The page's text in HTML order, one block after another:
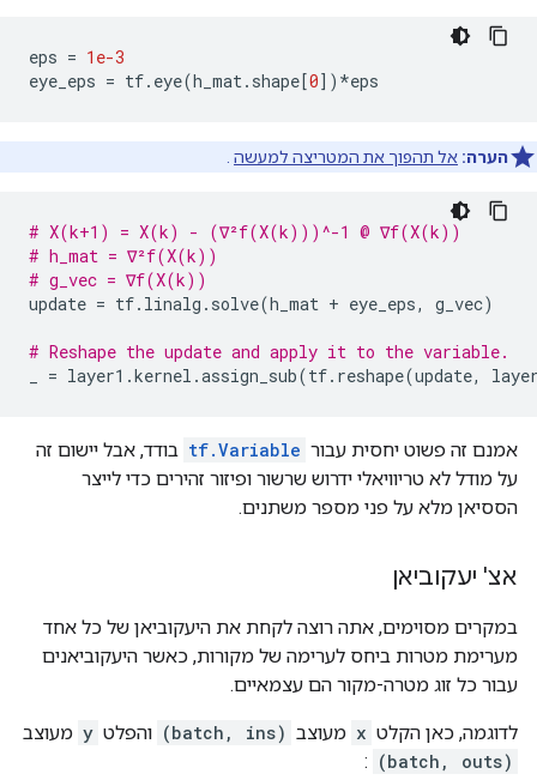
eps = 1e-3
eye_eps = tf. eye(h_mat. shape[0])*eps
הערה: אל תהפוך את המטריצה ​​למעשה
# X(k+1) = X(k) - (∇²f(X(k)))^-1 @ ∇f(X(k))
# h_mat = ∇²f(X(k))
# g_vec = ∇f(X(k))
update = tf. linalg . solve(h_mat + eye_eps, g_vec)
# Reshape the update and apply it to the variable.
= layer1 .kernel .assign_sub(tf. reshape(update,
אמנם זה פשוט יחסית עבור tf.Variable בודד, אבל יישום זה
על מודל לא טריוויאלי ידרוש שרשור ופיזור זהירים כדי לייצר
הססיאן מלא על פני מספר משתנים.
אצ' יעקוביאן
במקרים מסוימים, אתה רוצה לקחת את היעקוביאן של כל אחד
מערימת מטרות ביחס לערימה של מקורות, כאשר היעקוביאנים
עבור כל זוג מטרה-מקור הם עצמאיים.
לדוגמה, כאן הקלט x מעוצב (batch, ins) והפלט y מעוצב
(batch, outs)
: